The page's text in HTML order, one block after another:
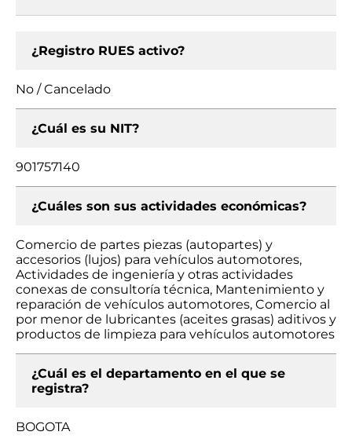
¿Registro RUES activo?
No / Cancelado
¿Cuál es su NIT?
901757140
¿Cuáles son sus actividades económicas?
Comercio de partes piezas (autopartes) y
accesorios (lujos) para vehículos automotores,
Actividades de ingeniería y otras actividades
conexas de consultoría técnica, Mantenimiento y
reparación de vehículos automotores, Comercio al
por menor de lubricantes (aceites grasas) aditivos y
productos de limpieza para vehículos automotores
¿Cuál es el departamento en el que se
registra?
BOGOTA